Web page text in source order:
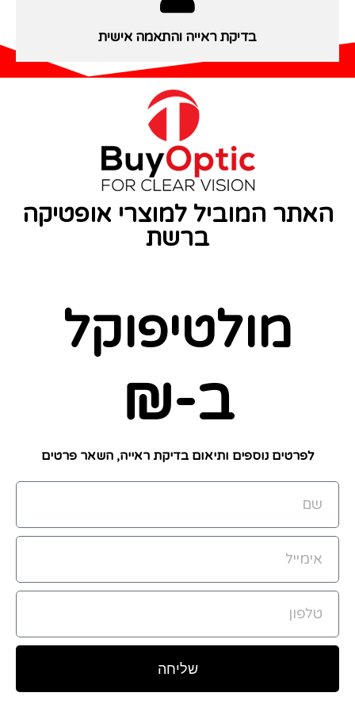
בדיקת ראייה והתאמה אישית
האתר המוביל למוצרי אופטיקה
ברשת
מולטיפוקל
ב-₪
לפרטים נוספים ותיאום בדיקת ראייה,השאר פרטים
שליחה